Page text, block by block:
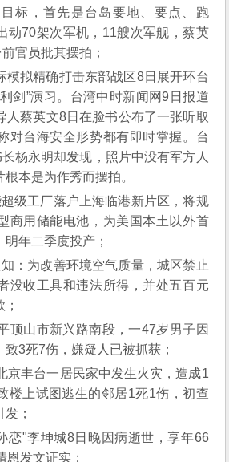
标，首先是台岛要地、要点、跑
动70架次军机，11艘次军舰，蔡英
官员批其摆拍；
模拟精确打击东部战区8日展开环台
剑”演习。台湾中时新闻网9日报道
人蔡英文8日在脸书公布了一张听取
对台海安全形势都有即时掌握。台
长杨永明却发现，照片中没有军方人
本是为作秀而摆拍。
级工厂落户上海临港新片区，将规
商用储能电池，为美国本土以外首
年二季度投产；
：为改善环境空气质量，城区禁止
没收工具和违法所得，并处五百元
顶山市新兴路南段，一47岁男子因
3死7伤，嫌疑人已被抓获；
京丰台一居民家中发生火灾，造成1
楼上试图逃生的邻居1死1伤，初查
；
恋"李坤城8日晚因病逝世，享年66
恩发文证实；